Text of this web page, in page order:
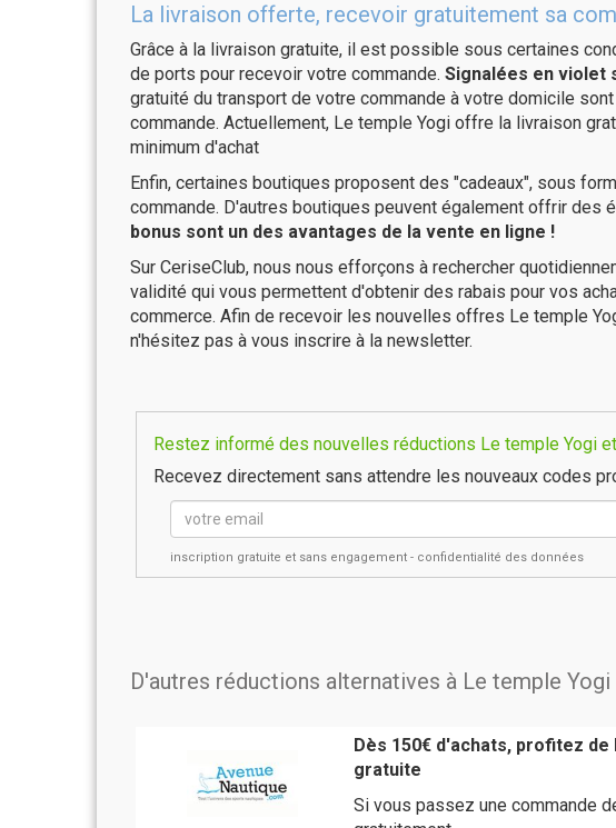
La livraison offerte, recevoir gratuitement sa
Grâce à la livraison gratuite, il est possible sous certaines
de ports pour recevoir votre commande. Signalées en violet
gratuité du transport de votre commande à votre domicile
commande. Actuellement, Le temple Yogi offre la livraison
minimum d'achat
Enfin, certaines boutiques proposent des "cadeaux", sous
commande. D'autres boutiques peuvent également offrir des
bonus sont un des avantages de la vente en ligne !
Sur CeriseClub, nous nous efforçons à rechercher
validité qui vous permettent d'obtenir des rabais pour vos
commerce. Afin de recevoir les nouvelles offres Le temple
n'hésitez pas à vous inscrire à la newsletter.
Restez informé des nouvelles réductions Le temple Yogi
Recevez directement sans attendre les nouveaux codes
inscription gratuite et sans engagement - confidentialité des données
D'autres réductions alternatives à Le temple Yogi
Dès 150€ d'achats, profitez
gratuite
Si vous passez une commande